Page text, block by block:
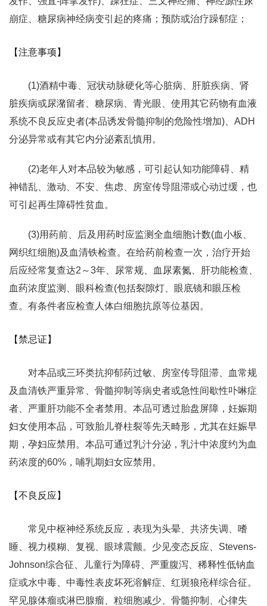
崩症、糖尿病神经病变引起的疼痛；预防或治疗躁郁症；
【注意事项】
(1)酒精中毒、冠状动脉硬化等心脏病、肝脏疾病、肾
脏疾病或尿潴留者、糖尿病、青光眼、使用其它药物有血液
系统不良反应史者(本品诱发骨髓抑制的危险性增加)、ADH
分泌异常或有其它内分泌紊乱慎用。
(2)老年人对本品较为敏感，可引起认知功能障碍、精
神错乱、激动、不安、焦虑、房室传导阻滞或心动过缓，也
可引起再生障碍性贫血。
(3)用药前、后及用药时应监测全血细胞计数(血小板、
网织红细胞)及血清铁检查。在给药前检查一次，治疗开始
后应经常复查达2～3年、尿常规、血尿素氮、肝功能检查、
血药浓度监测、眼科检查(包括裂隙灯、眼底镜和眼压检
查。有条件者应检查人体白细胞抗原等位基因。
【禁忌证】
对本品或三环类抗抑郁药过敏、房室传导阻滞、血常规
及血清铁严重异常、骨髓抑制等病史者或急性间歇性卟啉症
者、严重肝功能不全者禁用。本品可透过胎盘屏障，妊娠期
妇女使用本品，可致胎儿脊柱裂等先天畸形，尤其在妊娠早
期，孕妇应禁用。本品可通过乳汁分泌，乳汁中浓度约为血
药浓度的60%，哺乳期妇女应禁用。
【不良反应】
常见中枢神经系统反应，表现为头晕、共济失调、嗜
睡、视力模糊、复视、眼球震颤。少见变态反应、Stevens-
Johnson综合征、儿童行为障碍、严重腹泻、稀释性低钠血
症或水中毒、中毒性表皮坏死溶解症、红斑狼疮样综合征。
罕见腺体瘤或淋巴腺瘤、粒细胞减少、骨髓抑制、心律失